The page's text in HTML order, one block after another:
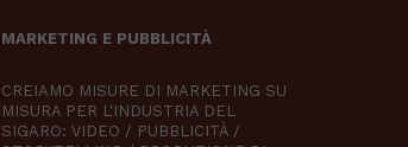
MARKETING E PUBBLICITÀ
CREIAMO MISURE DI MARKETING SU
MISURA PER L'INDUSTRIA DEL
SIGARO: VIDEO / PUBBLICITÀ /